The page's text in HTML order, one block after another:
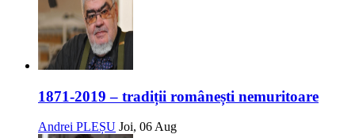
1871-2019 – tradiții românești nemuritoare
Andrei PLEȘU Joi, 06 Aug